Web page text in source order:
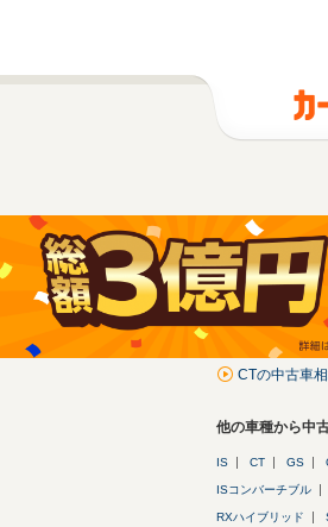
CTの中古車
他の車種から中
IS CT GS
ISコンバーチブル
RXハイブリッド